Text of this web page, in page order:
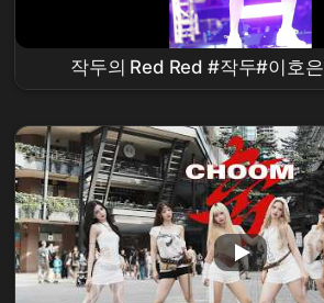
작두의 Red Red #작두#이호은